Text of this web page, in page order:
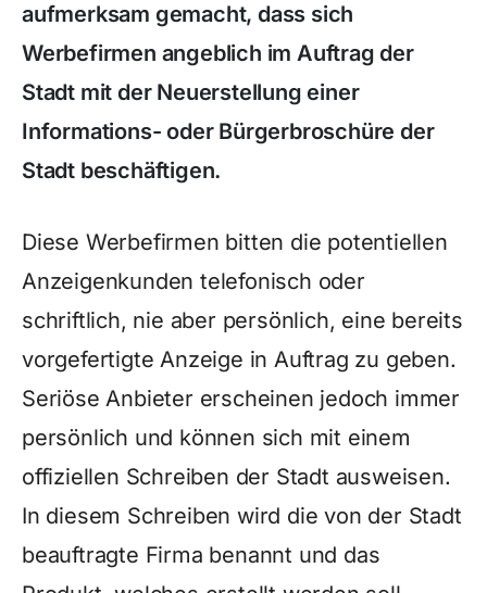
aufmerksam gemacht, dass sich
Werbefirmen angeblich im Auftrag der
Stadt mit der Neuerstellung einer
Informations- oder Bürgerbroschüre der
Stadt beschäftigen.
Diese Werbefirmen bitten die potentiellen
Anzeigenkunden telefonisch oder
schriftlich, nie aber persönlich, eine bereits
vorgefertigte Anzeige in Auftrag zu geben.
Seriöse Anbieter erscheinen jedoch immer
persönlich und können sich mit einem
offiziellen Schreiben der Stadt ausweisen.
In diesem Schreiben wird die von der Stadt
beauftragte Firma benannt und das